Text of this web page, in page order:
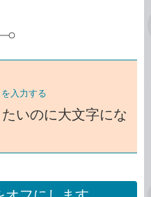
入力する
いのに大文字にな